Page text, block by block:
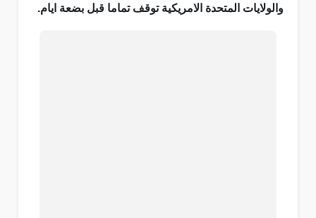
والولايات المتحدة الامريكية توقف تماما قبل بضعة ايام.